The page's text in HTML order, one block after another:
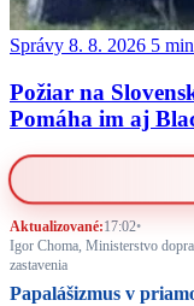
Správy 8. 8. 2026 5
Požiar na
Pomáha im aj
Aktualizované:17:02•
Igor Choma, Ministerstvo
zastavenia
Papalášizmus v